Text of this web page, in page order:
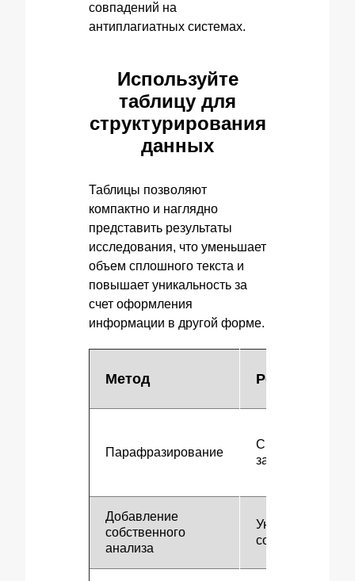
совпадений на
антиплагиатных системах.
Используйте
таблицу для
структурирования
данных
Таблицы позволяют
компактно и наглядно
представить результаты
исследования, что уменьшает
объем сплошного текста и
повышает уникальность за
счет оформления
информации в другой форме.
Метод Результат
Парафразирование
Снижение
заимствований
Добавление
собственного
анализа
Уникализация
содержания